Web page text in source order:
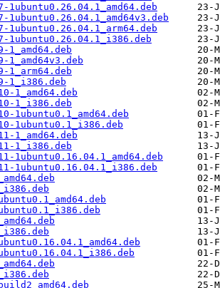
1ubuntu0.26.04.1_amd64.deb
1ubuntu0.26.04.1_amd64v3.deb
1ubuntu0.26.04.1_arm64.deb
1ubuntu0.26.04.1_i386.deb
1_arm64.deb
1_i386.deb
1_amd64.deb
1_i386.deb
1ubuntu0.1_amd64.deb
1ubuntu0.1_i386.deb
1_amd64.deb
1_i386.deb
1ubuntu0.16.04.1_amd64.deb
1ubuntu0.16.04.1_i386.deb